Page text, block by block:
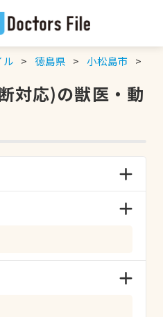
ル 徳島県 小松島市
対応)の獣医・動